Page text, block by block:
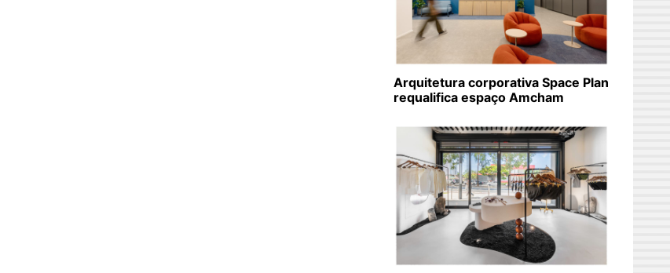
Arquitetura corporativa Space Plan
requalifica espaço Amcham